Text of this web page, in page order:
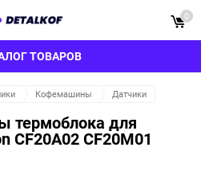
ТОВАРОВ
0
Кофемашины Датчики
термоблока для
CF20M01